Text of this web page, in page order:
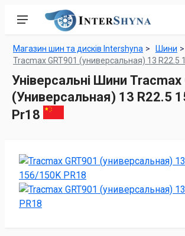
Магазин шин та дисків Intershyna Шини
Tracmax GRT901 (универсальная) 13 R22.5
Універсальні Шини Tracmax
(Универсальная) 13 R22.5
Pr18